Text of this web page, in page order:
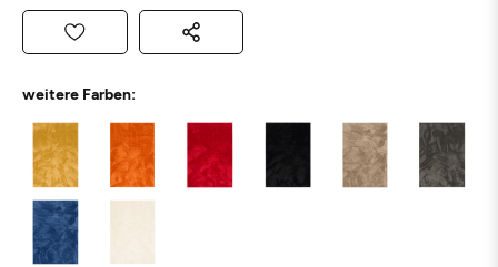
weitere Farben: